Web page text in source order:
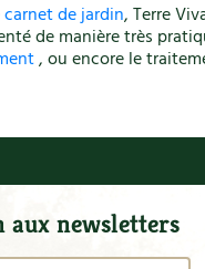
carnet de jardin, Terre
de manière très
, ou encore le
newsletters